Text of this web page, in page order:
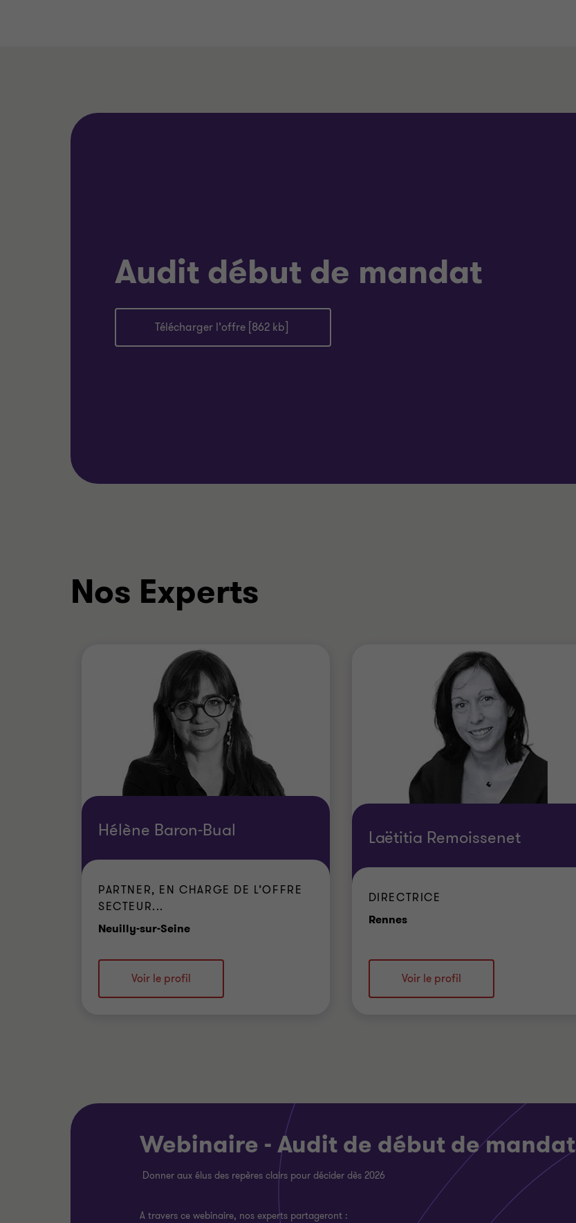
Audit début de mandat
Télécharger l’offre [862 kb]
Nos Experts
Hélène Baron-Bual
PARTNER, EN CHARGE DE L’OFFRE
SECTEUR...
Neuilly-sur-SeineBureau
Voir le profil
Laëtitia Remoissenet
DIRECTRICE
RennesBureau
Voir le profil
Webinaire - Audit de début de mandat
Donner aux élus des repères clairs pour décider dès 2026
A travers ce webinaire, nos experts partageront :